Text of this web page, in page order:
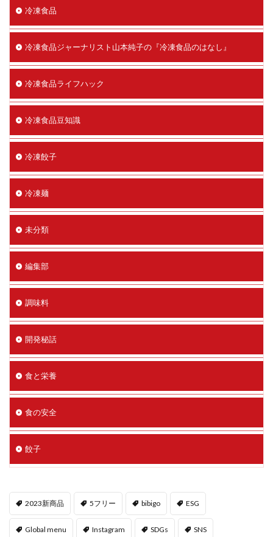
冷凍食品
冷凍食品ジャーナリスト山本純子の『冷凍食品のはなし』
冷凍食品ライフハック
冷凍食品豆知識
冷凍餃子
冷凍麺
未分類
編集部
調味料
開発秘話
食と栄養
食の安全
餃子
2023新商品 5フリー bibigo ESG
Global menu Instagram SDGs SNS